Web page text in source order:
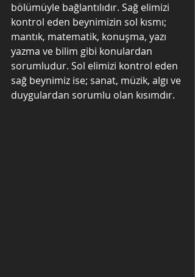
bölümüyle bağlantılıdır. Sağ elimizi
kontrol eden beynimizin sol kısmı;
mantık, matematik, konuşma, yazı
yazma ve bilim gibi konulardan
sorumludur. Sol elimizi kontrol eden
sağ beynimiz ise; sanat, müzik, algı ve
duygulardan sorumlu olan kısımdır.